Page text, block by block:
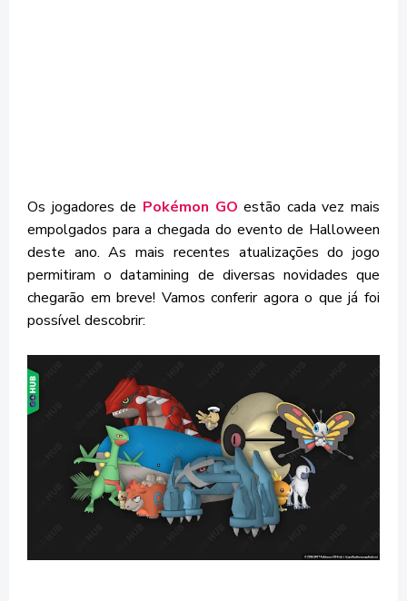
Os jogadores de Pokémon GO estão cada vez mais
empolgados para a chegada do evento de Halloween
deste ano. As mais recentes atualizações do jogo
permitiram o datamining de diversas novidades que
chegarão em breve! Vamos conferir agora o que já foi
possível descobrir: